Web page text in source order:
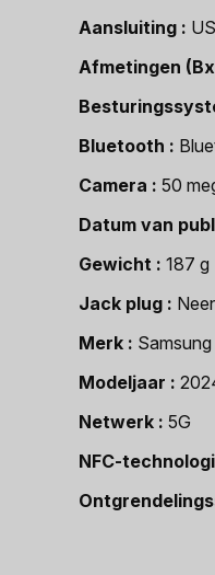
Aansluiting
Afmetingen
Bluetooth
Camera
50
Datum van
Gewicht
187 g
Jack plug
Merk
Samsung
Modeljaar
Netwerk
5G
NFC-